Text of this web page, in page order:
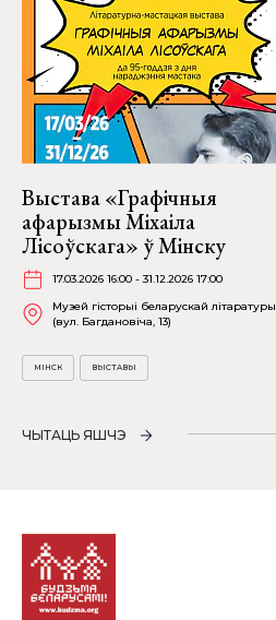
Выстава «Графічныя
афарызмы Міхаіла
Лісоўскага» ў Мінску
17.03.2026 16:00 - 31.12.2026 17:00
Музей гісторыі беларускай літаратуры
(вул. Багдановіча, 13)
МІНСК ВЫСТАВЫ
ЧЫТАЦЬ ЯШЧЭ